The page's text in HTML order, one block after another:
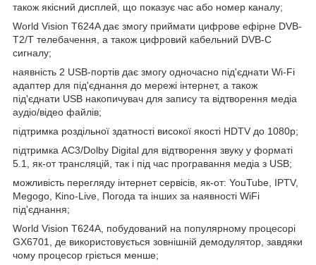
також якісний дисплей, що показує час або номер каналу;
World Vision T624A дає змогу приймати цифрове ефірне DVB-
T2/T телебачення, а також цифровий кабельний DVB-C
сигналу;
наявність 2 USB-портів дає змогу одночасно під'єднати Wi-Fi
адаптер для під'єднання до мережі інтернет, а також
під'єднати USB накопичувач для запису та відтворення медіа
аудіо/відео файлів;
підтримка роздільної здатності високої якості HDTV до 1080p;
підтримка АС3/Dolby Digital для відтворення звуку у форматі
5.1, як-от трансляцій, так і під час програвання медіа з USB;
можливість перегляду інтернет сервісів, як-от: YouTube, IPTV,
Megogo, Kino-Live, Погода та інших за наявності WiFi
під'єднання;
World Vision T624A, побудований на популярному процесорі
GX6701, де використовується зовнішній демодулятор, завдяки
чому процесор гріється менше;